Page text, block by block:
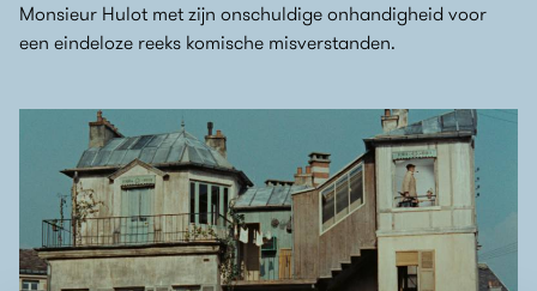
Monsieur Hulot met zijn onschuldige onhandigheid voor
een eindeloze reeks komische misverstanden.